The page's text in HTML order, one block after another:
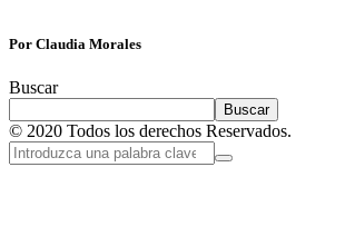
Por Claudia Morales
Buscar
Buscar
© 2020 Todos los derechos Reservados.